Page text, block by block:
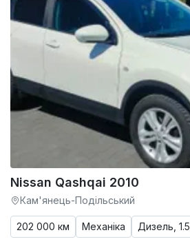
Nissan Qashqai 2010
Кам'янець-Подільський
202 000 км Механіка Дизель, 1.5